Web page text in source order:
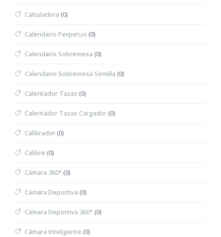
Calculadora (0)
Calendario Perpetuo (0)
Calendario Sobremesa (0)
Calendario Sobremesa Semilla (0)
Calentador Tazas (0)
Calentador Tazas Cargador(0)
Calibrador(0)
Calibre (0)
Cámara 360° (0)
Cámara Deportiva (0)
Cámara Deportiva 360° (0)
Cámara Inteligente (0)